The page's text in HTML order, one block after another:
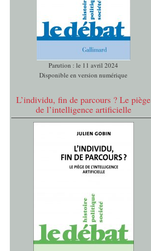
Parution : le 11 avril 2024
Disponible en version numérique
L’individu, fin de parcours ? Le piège
de l’intelligence artificielle